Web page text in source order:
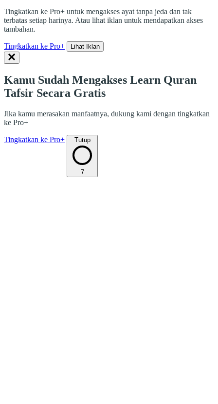
Tingkatkan ke Pro+ untuk mengakses ayat tanpa jeda dan tak
terbatas setiap harinya. Atau lihat iklan untuk mendapatkan akses
tambahan.
Tingkatkan ke Pro+ Lihat Iklan
Kamu Sudah Mengakses Learn Quran
Tafsir Secara Gratis
Jika kamu merasakan manfaatnya, dukung kami dengan tingkatkan
ke Pro+
Tingkatkan ke Pro+ Tutup
7